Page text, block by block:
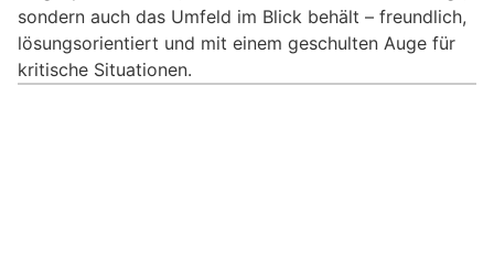
sondern auch das Umfeld im Blick behält – freundlich,
lösungsorientiert und mit einem geschulten Auge für
kritische Situationen.